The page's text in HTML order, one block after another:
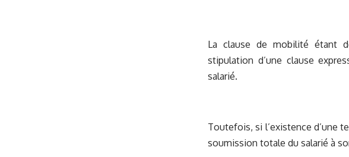
La clause de mobilité étant
stipulation d’une clause
salarié.
Toutefois, si l’existence d’une
soumission totale du salarié à